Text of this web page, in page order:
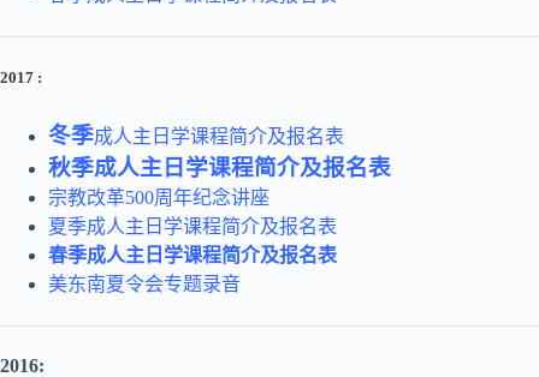
2017 :
冬季成人主日学课程简介及报名表
秋季成人主日学课程简介及报名表
宗教改革500周年纪念讲座
夏季成人主日学课程简介及报名表
春季成人主日学课程简介及报名表
美东南夏令会专题录音
2016: